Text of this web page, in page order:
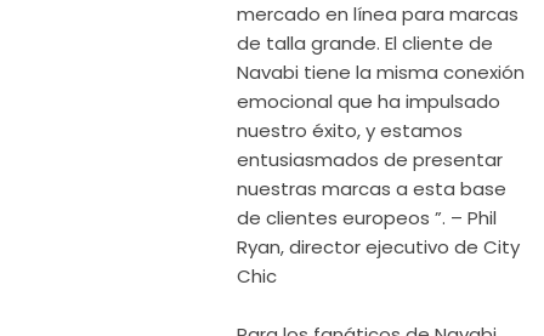
mercado en línea para marcas
de talla grande. El cliente de
Navabi tiene la misma conexión
emocional que ha impulsado
nuestro éxito, y estamos
entusiasmados de presentar
nuestras marcas a esta base
de clientes europeos ”. – Phil
Ryan, director ejecutivo de City
Chic